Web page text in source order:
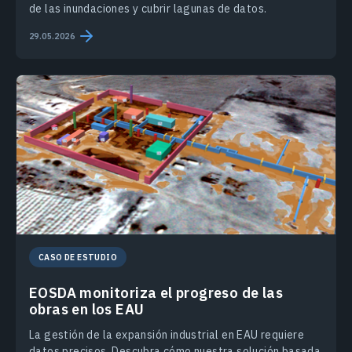
de las inundaciones y cubrir lagunas de datos.
29.05.2026
CASO DE ESTUDIO
EOSDA monitoriza el progreso de las
obras en los EAU
La gestión de la expansión industrial en EAU requiere